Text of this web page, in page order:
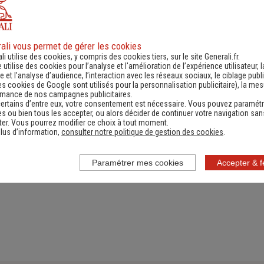
d'information
une actualité,
réglementation...)
Contacter un
(Obtenir un devis,
information, faire un
vous permet de gérer les cookies
utilise des cookies, y compris des cookies tiers, sur le site Generali.fr.
utilise des cookies pour l’analyse et l'amélioration de l’expérience utilisateur,
et l’analyse d’audience, l’interaction avec les réseaux sociaux, le ciblage
cookies de Google sont utilisés pour la personnalisation publicitaire), la
de nos campagnes publicitaires.
d’entre eux, votre consentement est nécessaire. Vous pouvez
ou bien tous les accepter, ou alors décider de continuer votre navigation
Vous pourrez modifier ce choix à tout moment.
d’information, consulter notre politique de gestion des cookies
Accepter &
Paramétrer mes cookies